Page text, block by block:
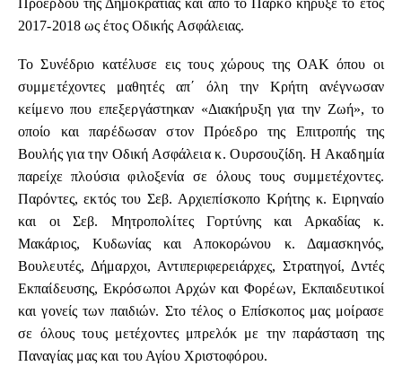
Προέρδου της Δημοκρατίας και από το Πάρκο κήρυξε το έτος
2017-2018 ως έτος Οδικής Ασφάλειας.
Το Συνέδριο κατέλυσε εις τους χώρους της ΟΑΚ όπου οι
συμμετέχοντες μαθητές απ΄ όλη την Κρήτη ανέγνωσαν
κείμενο που επεξεργάστηκαν «Διακήρυξη για την Ζωή», το
οποίο και παρέδωσαν στον Πρόεδρο της Επιτροπής της
Βουλής για την Οδική Ασφάλεια κ. Ουρσουζίδη. Η Ακαδημία
παρείχε πλούσια φιλοξενία σε όλους τους συμμετέχοντες.
Παρόντες, εκτός του Σεβ. Αρχιεπίσκοπο Κρήτης κ. Ειρηναίο
και οι Σεβ. Μητροπολίτες Γορτύνης και Αρκαδίας κ.
Μακάριος, Κυδωνίας και Αποκορώνου κ. Δαμασκηνός,
Βουλευτές, Δήμαρχοι, Αντιπεριφερειάρχες, Στρατηγοί, Δντές
Εκπαίδευσης, Εκρόσωποι Αρχών και Φορέων, Εκπαιδευτικοί
και γονείς των παιδιών. Στο τέλος ο Επίσκοπος μας μοίρασε
σε όλους τους μετέχοντες μπρελόκ με την παράσταση της
Παναγίας μας και του Αγίου Χριστοφόρου.